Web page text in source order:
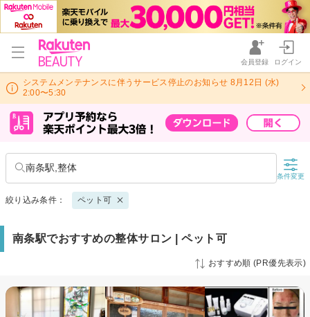
会員登録 ログイン
システムメンテナンスに伴うサービス停止のお知らせ 8月12日 (水)
2:00〜5:30
南条駅,整体
条件変更
絞り込み条件： ペット可
南条駅でおすすめの整体サロン | ペット可
おすすめ順 (PR優先表示)